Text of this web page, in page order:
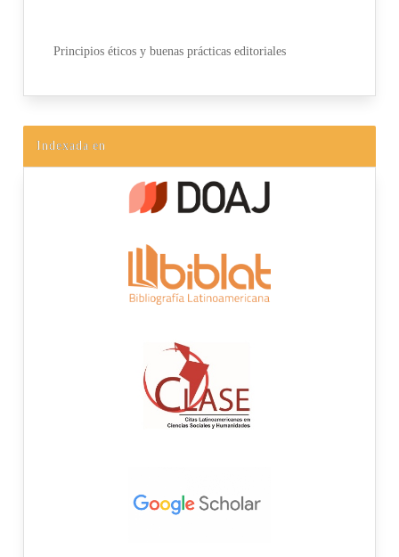
Principios éticos y buenas prácticas editoriales
Indexada en